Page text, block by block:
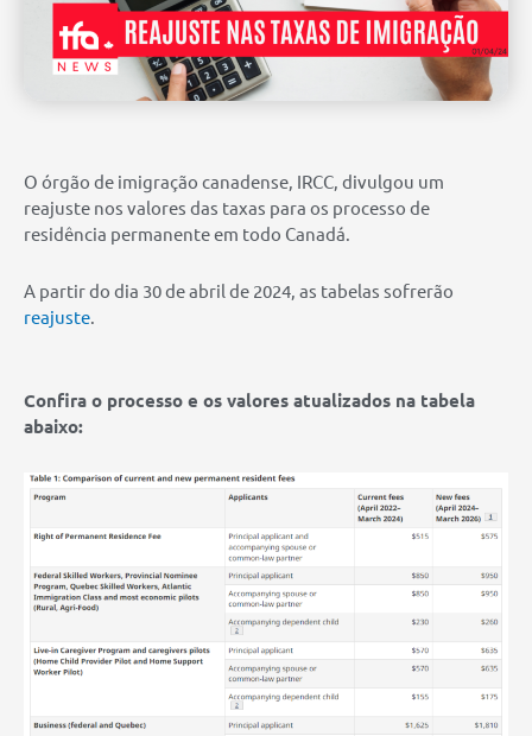
O órgão de imigração canadense, IRCC, divulgou um
reajuste nos valores das taxas para os processo de
residência permanente em todo Canadá.
A partir do dia 30 de abril de 2024, as tabelas sofrerão
reajuste.
Confira o processo e os valores atualizados na tabela
abaixo: